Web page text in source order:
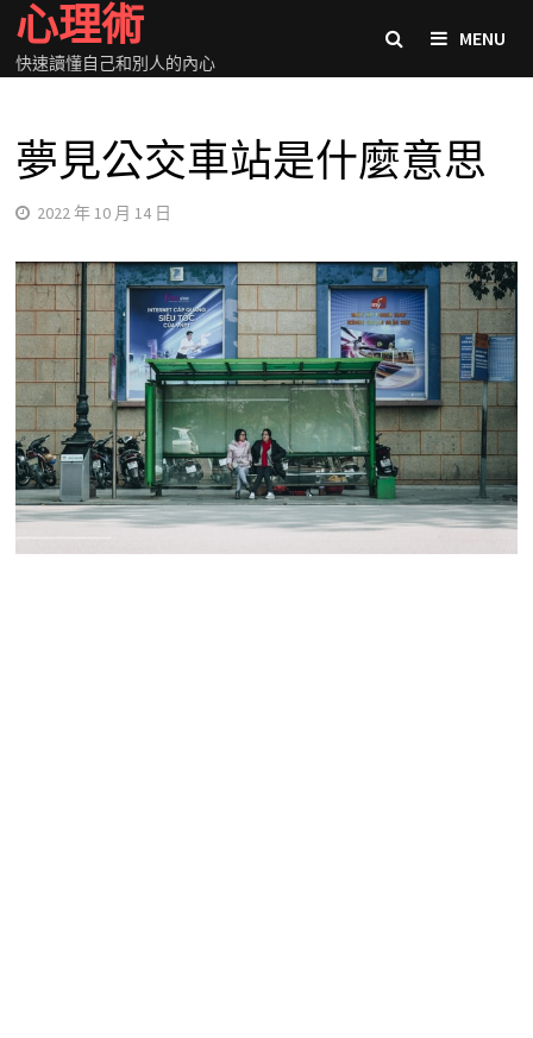
Skip
content
心理術
快速讀懂自己和別人的內心
MENU
夢見公交車站是什麼意思
2022 年 10 月 14 日